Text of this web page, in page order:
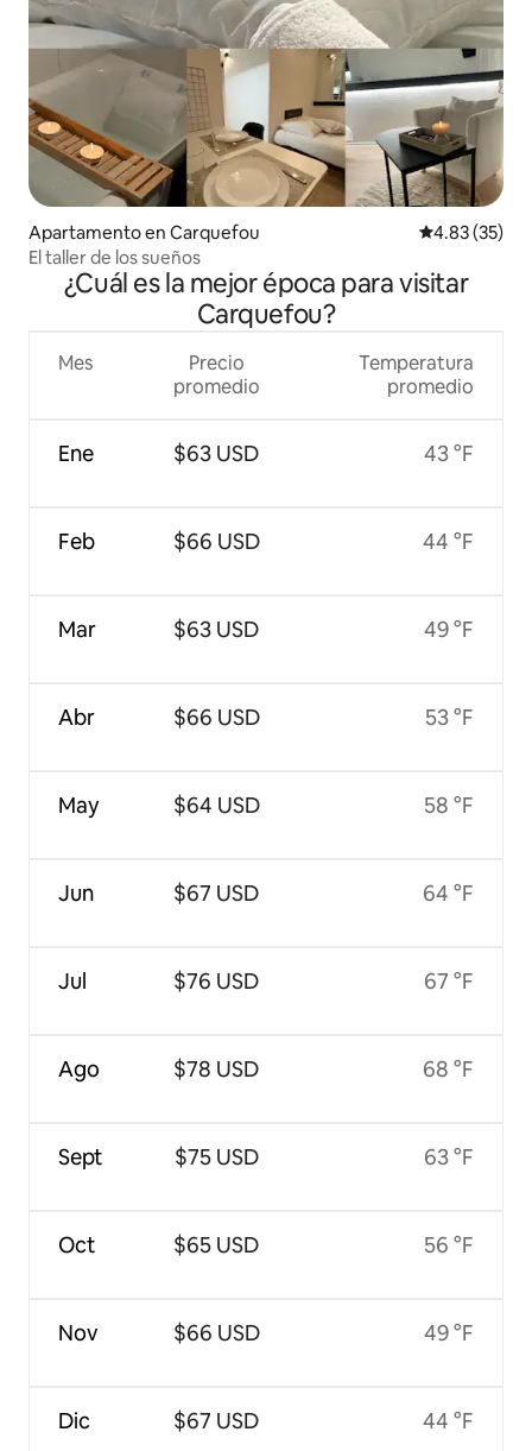
Apartamento en Carquefou Calificación
4.83 (35)
El taller de los sueños
¿Cuál es la mejor época para visitar
Carquefou?
Mes
Ene
Feb
Mar
Abr
May
Jun
Jul
Ago
Sept
Oct
Nov
Dic
Precio
promedio
$63 USD
$66 USD
$63 USD
$66 USD
$64 USD
$67 USD
$76 USD
$78 USD
$75 USD
$65 USD
$66 USD
$67 USD
Temperatura
promedio
43 °F
44 °F
49 °F
53 °F
58 °F
64 °F
67 °F
68 °F
63 °F
56 °F
49 °F
44 °F